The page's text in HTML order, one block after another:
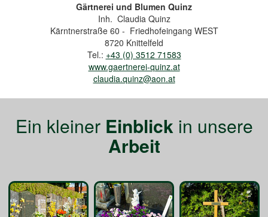
Gärtnerei und Blumen Quinz
Inh. Claudia Quinz
Kärntnerstraße 60 - Friedhofeingang WEST
8720 Knittelfeld
Tel.: +43 (0) 3512 71583
www.gaertnerei-quinz.at
claudia.quinz@aon.at
Ein kleiner Einblickin unsere
Arbeit